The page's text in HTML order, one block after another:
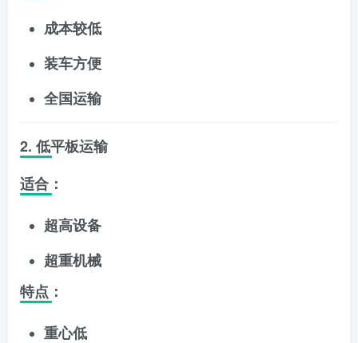
成本较低
装车方便
全国运输
2. 低平板运输
适合：
超高设备
超重机械
特点：
重心低